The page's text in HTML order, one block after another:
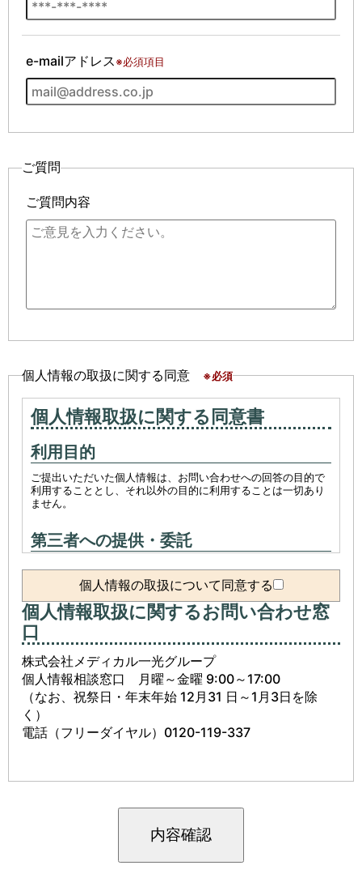
e-mailアドレス ※必須項目
ご質問
ご質問内容
個人情報の取扱に関する同意 ※必須
個人情報取扱に関する同意書
利用目的
ご提出いただいた個人情報は、お問い合わせへの回答の目的で
利用することとし、それ以外の目的に利用することは一切あり
ません。
第三者への提供・委託
報を当該応募者の同意を得ず第三者に開示・提供・委託するこ
とはございません。
開示･訂正･削除について
当社は、個人情報に関する開示等の求めを受け付けておりま
す。その手続きについては、下記窓口にお問い合わせくださ
い。
個人情報の取扱について同意する
個人情報取扱に関するお問い合わせ窓
口
株式会社メディカル一光グループ
個人情報相談窓口 月曜～金曜 9:00～17:00
（なお、祝祭日・年末年始 12月31 日～1月3日を除
く）
電話（フリーダイヤル）0120-119-337